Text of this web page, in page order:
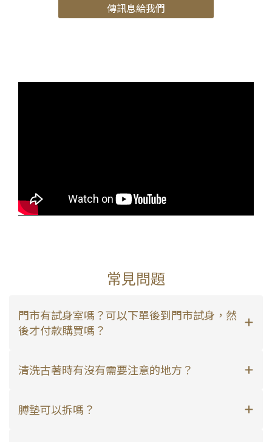
傳訊息給我們
常見問題
門市有試身室嗎？可以下單後到門市試身，然
後才付款購買嗎？
清洗古著時有沒有需要注意的地方？
膊墊可以拆嗎？